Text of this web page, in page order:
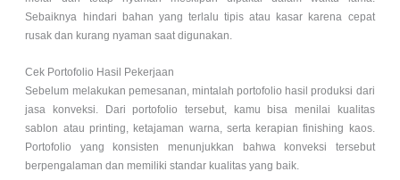
Sebaiknya hindari bahan yang terlalu tipis atau kasar karena cepat
rusak dan kurang nyaman saat digunakan.
Cek Portofolio Hasil Pekerjaan
Sebelum melakukan pemesanan, mintalah portofolio hasil produksi dari
jasa konveksi. Dari portofolio tersebut, kamu bisa menilai kualitas
sablon atau printing, ketajaman warna, serta kerapian finishing kaos.
Portofolio yang konsisten menunjukkan bahwa konveksi tersebut
berpengalaman dan memiliki standar kualitas yang baik.